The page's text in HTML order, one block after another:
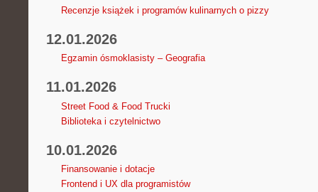
Recenzje książek i programów kulinarnych o pizzy
12.01.2026
Egzamin ósmoklasisty – Geografia
11.01.2026
Street Food & Food Trucki
Biblioteka i czytelnictwo
10.01.2026
Finansowanie i dotacje
Frontend i UX dla programistów